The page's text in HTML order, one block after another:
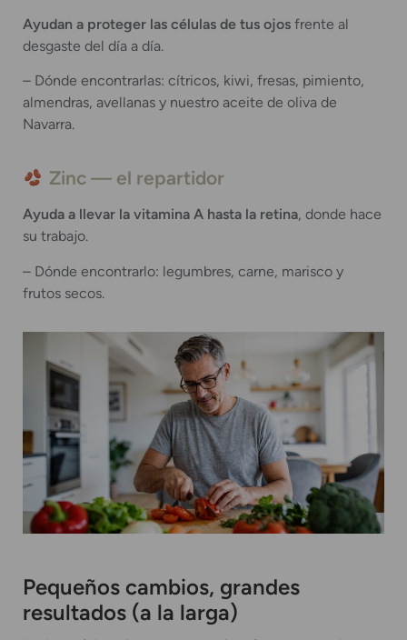
Ayudan a proteger las células de tus ojos frente al
desgaste del día a día.
– Dónde encontrarlas: cítricos, kiwi, fresas, pimiento,
almendras, avellanas y nuestro aceite de oliva de
Navarra.
Zinc — el repartidor
Ayuda a llevar la vitamina A hasta la retina, donde hace
su trabajo.
– Dónde encontrarlo: legumbres, carne, marisco y
frutos secos.
Pequeños cambios, grandes
resultados (a la larga)